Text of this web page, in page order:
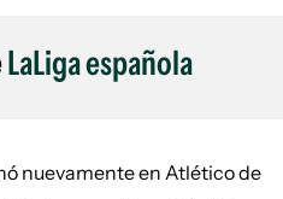
LaLiga española